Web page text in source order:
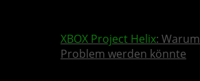
XBOX Project Helix: Warum
Problem werden könnte